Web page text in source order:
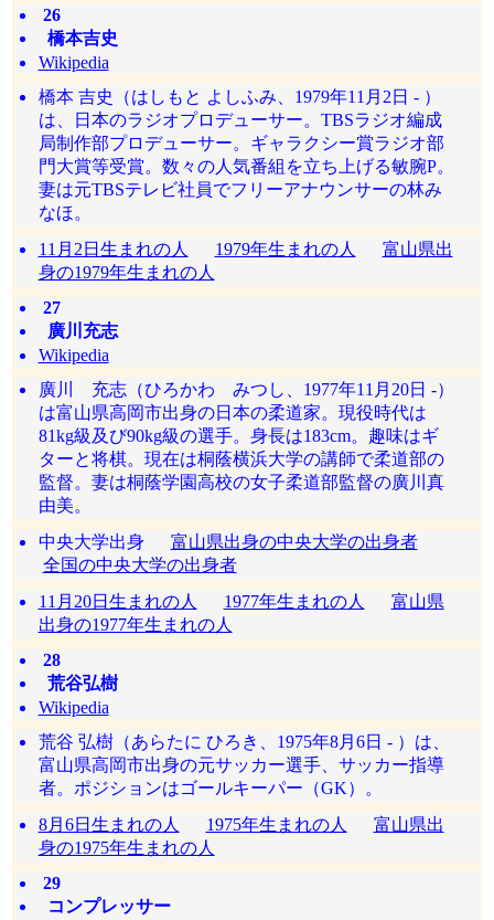
26
橋本吉史
Wikipedia
橋本 吉史（はしもと よしふみ、1979年11月2日 - ）
は、日本のラジオプロデューサー。TBSラジオ編成
局制作部プロデューサー。ギャラクシー賞ラジオ部
門大賞等受賞。数々の人気番組を立ち上げる敏腕P。
妻は元TBSテレビ社員でフリーアナウンサーの林み
なほ。
11月2日生まれの人
1979年生まれの人
富山県出
身の1979年生まれの人
27
廣川充志
Wikipedia
廣川 充志（ひろかわ みつし、1977年11月20日 -）
は富山県高岡市出身の日本の柔道家。現役時代は
81kg級及び90kg級の選手。身長は183cm。趣味はギ
ターと将棋。現在は桐蔭横浜大学の講師で柔道部の
監督。妻は桐蔭学園高校の女子柔道部監督の廣川真
由美。
中央大学出身 富山県出身の中央大学の出身者
全国の中央大学の出身者
11月20日生まれの人
1977年生まれの人
富山県
出身の1977年生まれの人
28
荒谷弘樹
Wikipedia
荒谷 弘樹（あらたに ひろき、1975年8月6日 - ）は、
富山県高岡市出身の元サッカー選手、サッカー指導
者。ポジションはゴールキーパー（GK）。
8月6日生まれの人
1975年生まれの人
富山県出
身の1975年生まれの人
29
コンプレッサー